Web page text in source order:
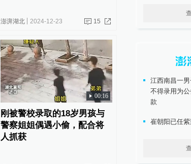
澎湃湖北 2024-12-23 15
00:16
刚被警校录取的18岁男孩与
警察姐姐偶遇小偷，配合将
人抓获
江西南昌一男
不得录用为
款
崔朝阳已任